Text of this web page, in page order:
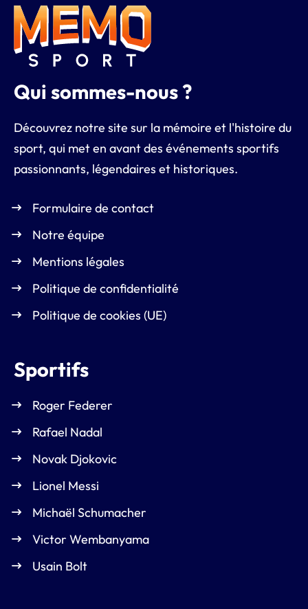
Qui sommes-nous ?
Découvrez notre site sur la mémoire et l'histoire du
sport, qui met en avant des événements sportifs
passionnants, légendaires et historiques.
Formulaire de contact
Notre équipe
Mentions légales
Politique de confidentialité
Politique de cookies (UE)
Sportifs
Roger Federer
Rafael Nadal
Novak Djokovic
Lionel Messi
Michaël Schumacher
Victor Wembanyama
Usain Bolt